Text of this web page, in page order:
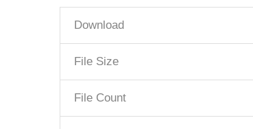
Download
File Size
File Count